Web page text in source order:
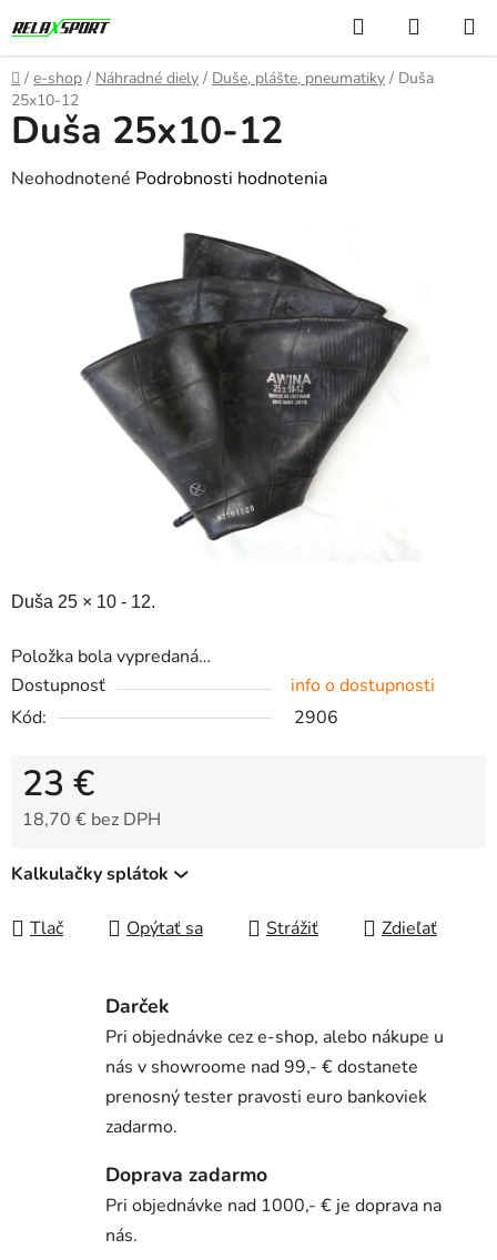
na
obsah
Hľadať
KOŠÍK
Domov
/ e-shop / Náhradné diely / Duše, plášte, pneumatiky / Duša
25x10-12
Duša 25 × 10 - 12.
Položka bola vypredaná…
Dostupnosť
info o dostupnosti
Kód:
2906
23 €
18,70 € bez DPH
Kalkulačky splátok
Tlač Opýtať sa Strážiť Zdieľať
Duša 25x10-12
Priemerné
hviezdičiek.
Neohodnotené Podrobnosti hodnotenia
Darček
Pri objednávke cez e-shop, alebo nákupe u
nás v showroome nad 99,- € dostanete
prenosný tester pravosti euro bankoviek
zadarmo.
Doprava zadarmo
Pri objednávke nad 1000,- € je doprava na
nás.